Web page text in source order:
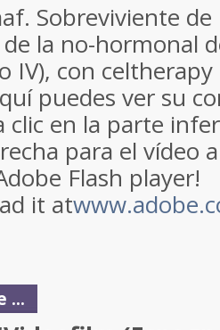
. Sobreviviente de
de la no-hormonal
IV), con celtherapy
puedes ver su
clic en la parte
para el vídeo
Flash player!
it at
...